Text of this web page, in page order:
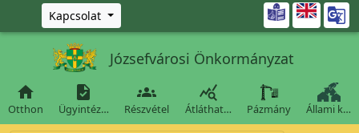
Ugrás a fő tartalomra
Kapcsolat 
Józsefvárosi Önkormányzat

Otthon

Ügyintéz…

Részvétel

Átláthat… Pázmány Állami k…